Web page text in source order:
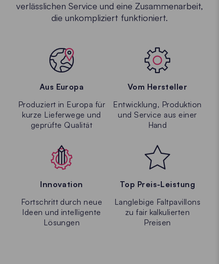
verlässlichen Service und eine Zusammenarbeit,
die unkompliziert funktioniert.
Aus Europa
Produziert in Europa für
kurze Lieferwege und
geprüfte Qualität
Vom Hersteller
Entwicklung, Produktion
und Service aus einer
Hand
Innovation
Fortschritt durch neue
Ideen und intelligente
Lösungen
Top Preis-Leistung
Langlebige Faltpavillons
zu fair kalkulierten
Preisen